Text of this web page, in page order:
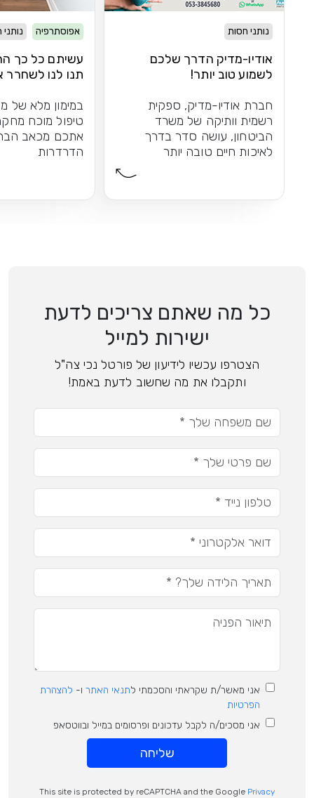
נותני חסות
אודיו-מדיק הדרך שלכם
לשמוע טוב יותר!
חברת אודיו-מדיק, ספקית
רשמית וותיקה של משרד
הביטחון, עושה סדר בדרך
לאיכות חיים טובה יותר
אפוסתרפיה
עשיתם כל כך
תנו לנו
במימון מלא של
טיפול מוכח
אתכם מכאב
הדרדרות
כל מה שאתם צריכים לדעת
ישירות למייל
הצטרפו עכשיו לידיעון של פורטל נכי צה"ל
ותקבלו את מה שחשוב לדעת באמת!
אני מאשר/ת שקראתי והסכמתי לתנאי האתר ו- להצהרת
הפרטיות
אני מסכים/ה לקבל עדכונים ופרסומים במייל ובווטסאפ
שליחה
This site is protected by reCAPTCHA and the Google Privacy